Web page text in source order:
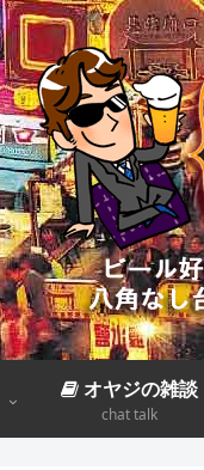
オヤジの雑談
chat talk